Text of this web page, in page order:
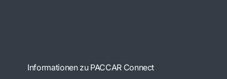
Informationen zu PACCAR Connect